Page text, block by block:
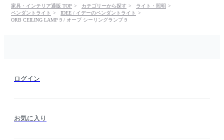
家具・インテリア通販 TOP カテゴリーから探す
ライト・照明
ペンダントライト
IDEE / イデーのペンダントライト
ORB CEILING LAMP 9 / オーブ シーリングランプ 9
ログイン
お気に入り